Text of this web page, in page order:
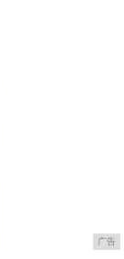
广告